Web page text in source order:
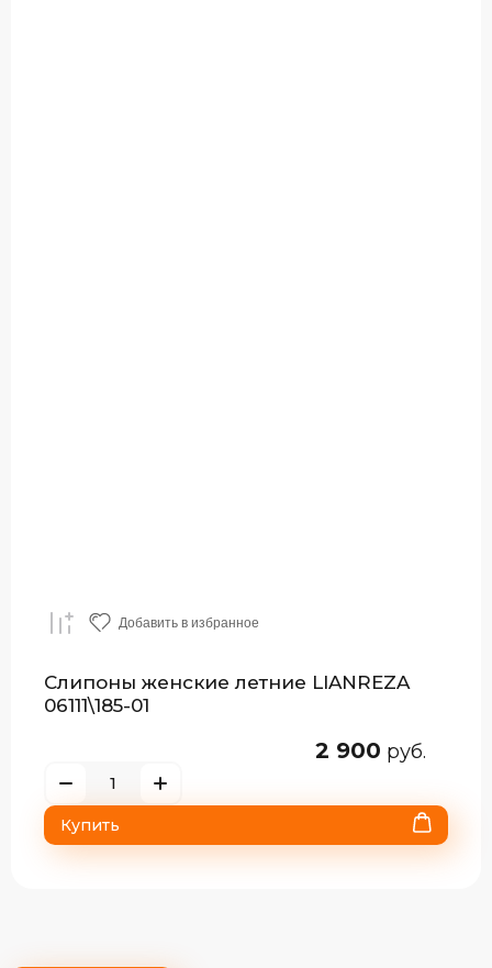
Добавить в избранное
Слипоны женские летние LIANREZA
06111\185-01
2 900 руб.
Купить